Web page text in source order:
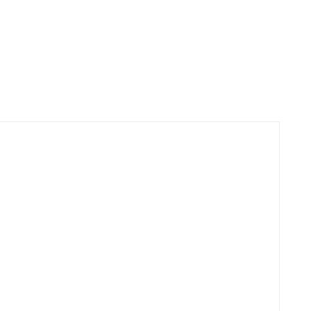
Schlafstörungen.
verwendet. Daraus ergibt sich auch das
der Wechseljahre und Hitzewallungen sind im
Schmerzen in den Brüsten eingesetzt.